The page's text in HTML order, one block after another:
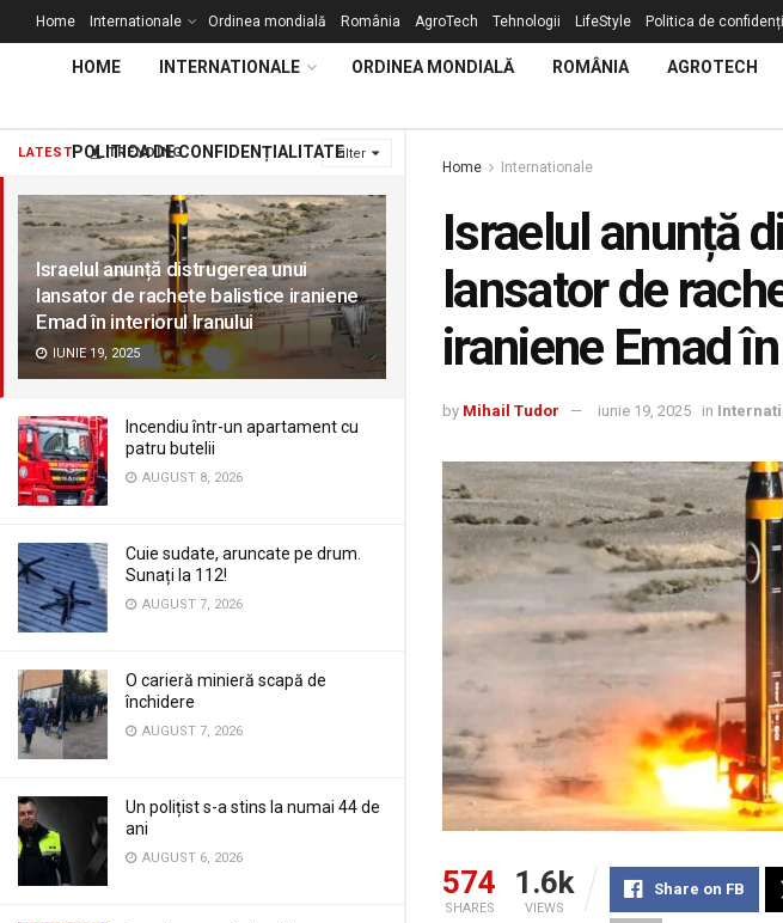
LATEST TRENDING Filter
Israelul anunță distrugerea unui
lansator de rachete balistice iraniene
Emad în interiorul Iranului
IUNIE 19, 2025
Incendiu într-un apartament cu
patru butelii
AUGUST 8, 2026
Cuie sudate, aruncate pe drum.
Sunați la 112!
AUGUST 7, 2026
O carieră minieră scapă de
închidere
AUGUST 7, 2026
Un polițist s-a stins la numai 44 de
ani
AUGUST 6, 2026
Home Internationale Ordinea mondială România AgroTech Tehnologii LifeStyle Politica de
HOME INTERNATIONALE ORDINEA MONDIALĂ ROMÂNIA AGROTECH
POLITICA DE CONFIDENȚIALITATE
Home Internationale
Israelul anunță
lansator de
iraniene Emad
by Mihail Tudor iunie 19, 2025 in
574
SHARES
1.6k
VIEWS
Share on FB